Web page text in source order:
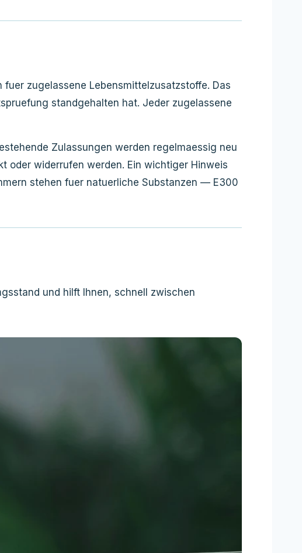
zugelassene Lebensmittelzusatzstoffe. Das
standgehalten hat. Jeder zugelassene
Zulassungen werden regelmaessig neu
widerrufen werden. Ein wichtiger Hinweis
stehen fuer natuerliche Substanzen — E300
und hilft Ihnen, schnell zwischen